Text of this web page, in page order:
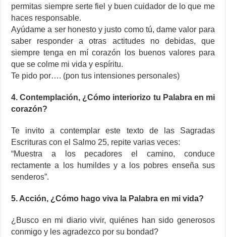
permitas siempre serte fiel y buen cuidador de lo que me
haces responsable.
Ayúdame a ser honesto y justo como tú, dame valor para
saber responder a otras actitudes no debidas, que
siempre tenga en mí corazón los buenos valores para
que se colme mi vida y espíritu.
Te pido por…. (pon tus intensiones personales)
4. Contemplación, ¿Cómo interiorizo tu Palabra en mi
corazón?
Te invito a contemplar este texto de las Sagradas
Escrituras con el Salmo 25, repite varias veces:
“Muestra a los pecadores el camino, conduce
rectamente a los humildes y a los pobres enseña sus
senderos”.
5. Acción, ¿Cómo hago viva la Palabra en mi vida?
¿Busco en mi diario vivir, quiénes han sido generosos
conmigo y les agradezco por su bondad?